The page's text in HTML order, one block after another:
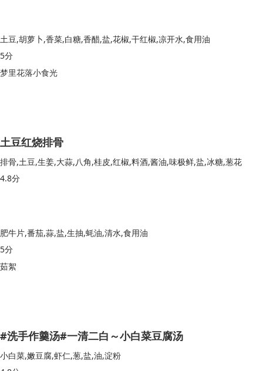
土豆,胡萝卜,香菜,白糖,香醋,盐,花椒,干红椒,凉开水,食用油
5分
梦里花落小食光
土豆红烧排骨
排骨,土豆,生姜,大蒜,八角,桂皮,红椒,料酒,酱油,味极鲜,盐,冰糖,葱花
4.8分
肥牛片,番茄,蒜,盐,生抽,蚝油,清水,食用油
5分
茹絮
#洗手作羹汤#一清二白～小白菜豆腐汤
小白菜,嫩豆腐,虾仁,葱,盐,油,淀粉